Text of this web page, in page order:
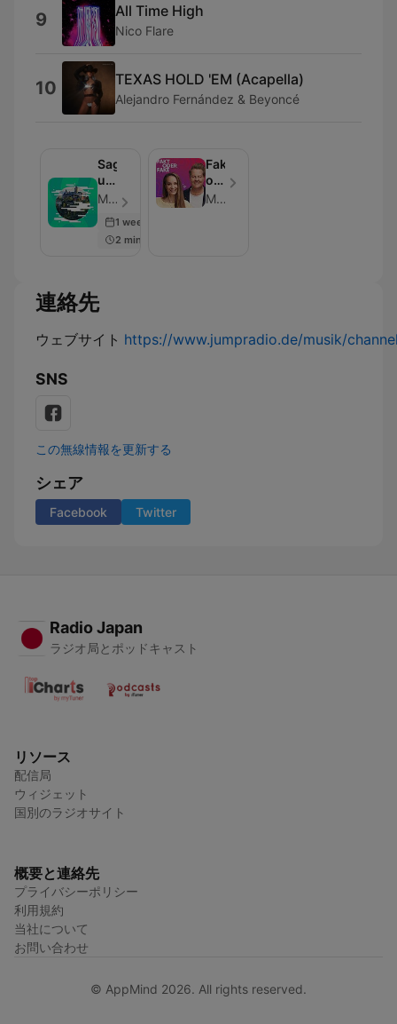
9 All Time High
Nico Flare
10 TEXAS HOLD 'EM (Acapella)
Alejandro Fernández & Beyoncé
Sagen
und
Mythen
Ostens
Mitteldeutscher Rundfunk - エピソード 60
1 week ago
2 min
Fakt
oder
Fake:
Mitteldeutscher Rundfunk
連絡先
ウェブサイト https://www.jumpradio.de/musik/
SNS
この無線情報を更新する
シェア
Facebook Twitter
Radio Japan
ラジオ局とポッドキャスト
リソース
配信局
ウィジェット
国別のラジオサイト
概要と連絡先
プライバシーポリシー
利用規約
当社について
お問い合わせ
© AppMind 2026. All rights reserved.